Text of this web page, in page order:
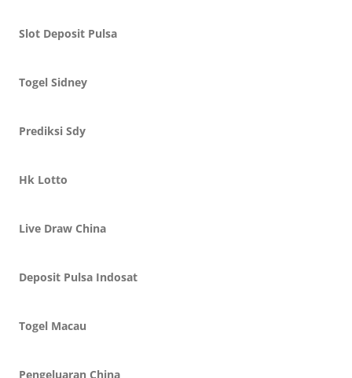
Slot Deposit Pulsa
Togel Sidney
Prediksi Sdy
Hk Lotto
Live Draw China
Deposit Pulsa Indosat
Togel Macau
Pengeluaran China